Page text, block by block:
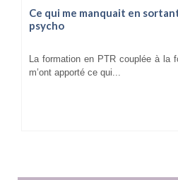
Ce qui me manquait en
psycho
La formation en PTR couplée à la
m’ont apporté ce qui...